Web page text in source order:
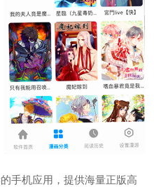
手机应用，提供海量正版高